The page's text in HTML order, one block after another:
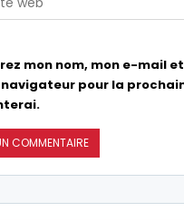
mon nom, mon e-mail
pour la